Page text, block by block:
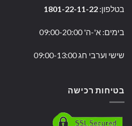
בטלפון: 1801-22-11-22
בימים: א'-ה' 09:00-20:00
שישי וערבי חג 09:00-13:00
בטיחות רכישה